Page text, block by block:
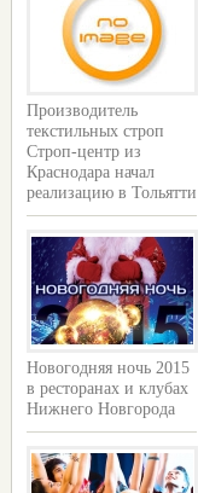
Производитель
текстильных строп
Строп-центр из
Краснодара начал
реализацию в Тольятти
Новогодняя ночь 2015
в ресторанах и клубах
Нижнего Новгорода